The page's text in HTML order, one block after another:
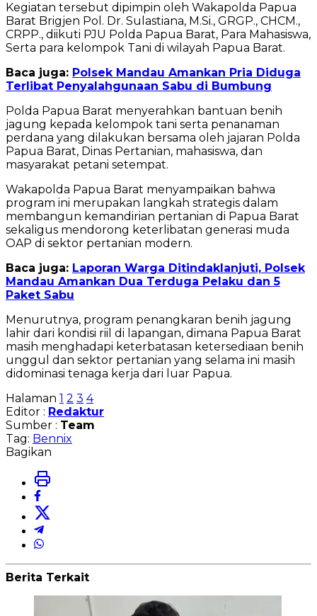
Kegiatan tersebut dipimpin oleh Wakapolda Papua
Barat Brigjen Pol. Dr. Sulastiana, M.Si., GRGP., CHCM.,
CRPP., diikuti PJU Polda Papua Barat, Para Mahasiswa,
Serta para kelompok Tani di wilayah Papua Barat.
Baca juga: Polsek Mandau Amankan Pria Diduga
Terlibat Penyalahgunaan Sabu di Bumbung
Polda Papua Barat menyerahkan bantuan benih
jagung kepada kelompok tani serta penanaman
perdana yang dilakukan bersama oleh jajaran Polda
Papua Barat, Dinas Pertanian, mahasiswa, dan
masyarakat petani setempat.
Wakapolda Papua Barat menyampaikan bahwa
program ini merupakan langkah strategis dalam
membangun kemandirian pertanian di Papua Barat
sekaligus mendorong keterlibatan generasi muda
OAP di sektor pertanian modern.
Baca juga: Laporan Warga Ditindaklanjuti, Polsek
Mandau Amankan Dua Terduga Pelaku dan 5
Paket Sabu
Menurutnya, program penangkaran benih jagung
lahir dari kondisi riil di lapangan, dimana Papua Barat
masih menghadapi keterbatasan ketersediaan benih
unggul dan sektor pertanian yang selama ini masih
didominasi tenaga kerja dari luar Papua.
Halaman 1 2 3 4
Editor : Redaktur
Sumber : Team
Tag: Bennix
Bagikan
Berita Terkait